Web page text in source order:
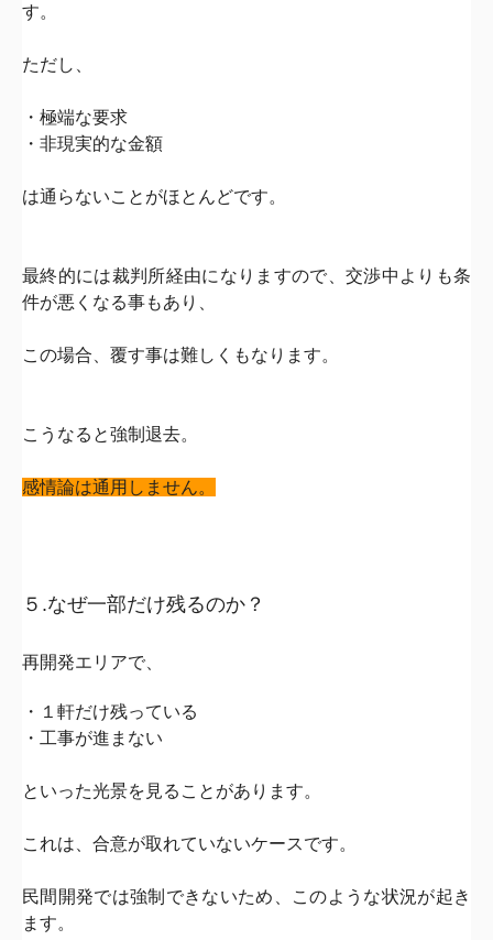
す。
ただし、
・極端な要求
・非現実的な金額
は通らないことがほとんどです。
最終的には裁判所経由になりますので、交渉中よりも条
件が悪くなる事もあり、
この場合、覆す事は難しくもなります。
こうなると強制退去。
感情論は通用しません。
５.なぜ一部だけ残るのか？
再開発エリアで、
・１軒だけ残っている
・工事が進まない
といった光景を見ることがあります。
これは、 合意が取れていないケースです。
民間開発では強制できないため、
このような状況が起き
ます。